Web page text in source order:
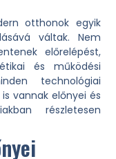
otthonok egyik
váltak. Nem
előrelépést,
és működési
technológiai
vannak előnyei és
részletesen